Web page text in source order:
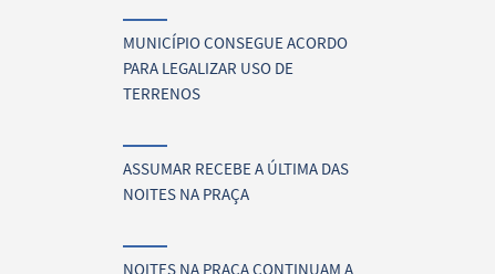
MUNICÍPIO CONSEGUE ACORDO
PARA LEGALIZAR USO DE
TERRENOS
ASSUMAR RECEBE A ÚLTIMA DAS
NOITES NA PRAÇA
NOITES NA PRAÇA CONTINUAM A